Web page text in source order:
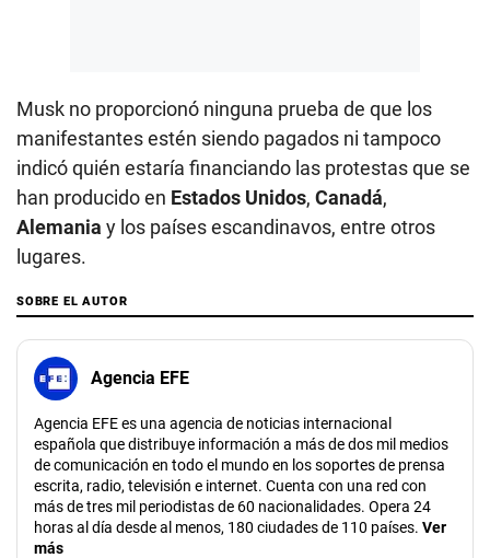
Musk no proporcionó ninguna prueba de que los
manifestantes estén siendo pagados ni tampoco
indicó quién estaría financiando las protestas que se
han producido en Estados Unidos, Canadá,
Alemania y los países escandinavos, entre otros
lugares.
SOBRE EL AUTOR
Agencia EFE
Agencia EFE es una agencia de noticias internacional
española que distribuye información a más de dos mil medios
de comunicación en todo el mundo en los soportes de prensa
escrita, radio, televisión e internet. Cuenta con una red con
más de tres mil periodistas de 60 nacionalidades. Opera 24
horas al día desde al menos, 180 ciudades de 110 países. Ver
más